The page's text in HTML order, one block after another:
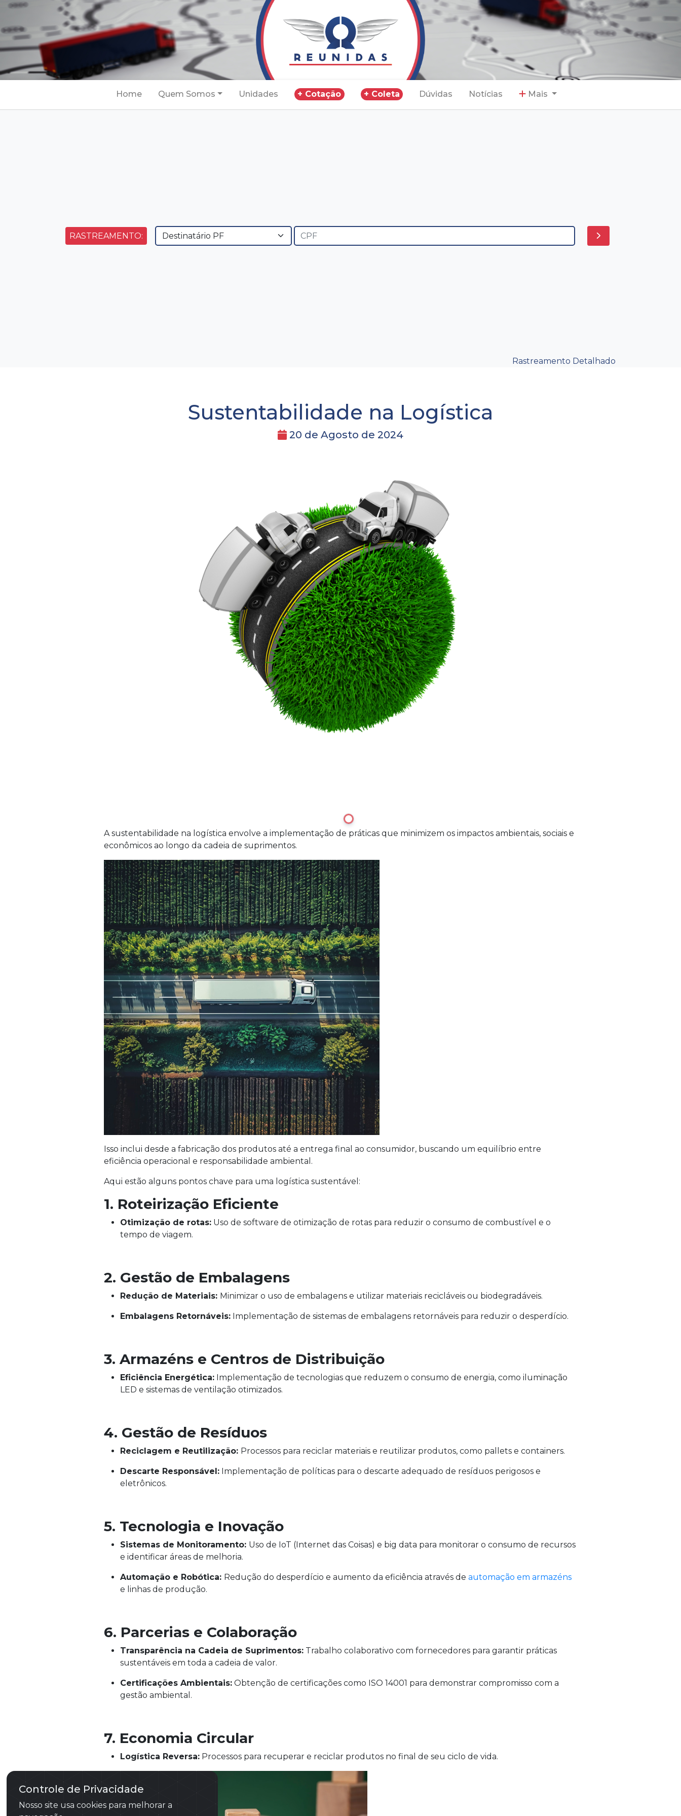
Home(current)Quem Somos Unidades + Cotação + Coleta Dúvidas Notícias Mais
RASTREAMENTO:
Rastreamento Detalhado
Sustentabilidade na Logística
20 de Agosto de 2024
1
A sustentabilidade na logística envolve a implementação de práticas que minimizem os impactos ambientais, sociais e
econômicos ao longo da cadeia de suprimentos.
Isso inclui desde a fabricação dos produtos até a entrega final ao consumidor, buscando um equilíbrio entre
eficiência operacional e responsabilidade ambiental.
Aqui estão alguns pontos chave para uma logística sustentável:
1. Roteirização Eficiente
Otimização de rotas: Uso de software de otimização de rotas para reduzir o consumo de combustível e o
tempo de viagem.
2. Gestão de Embalagens
Redução de Materiais: Minimizar o uso de embalagens e utilizar materiais recicláveis ou biodegradáveis.
Embalagens Retornáveis: Implementação de sistemas de embalagens retornáveis para reduzir o desperdício.
3. Armazéns e Centros de Distribuição
Eficiência Energética: Implementação de tecnologias que reduzem o consumo de energia, como iluminação
LED e sistemas de ventilação otimizados.
4. Gestão de Resíduos
Reciclagem e Reutilização: Processos para reciclar materiais e reutilizar produtos, como pallets e containers.
Descarte Responsável: Implementação de políticas para o descarte adequado de resíduos perigosos e
eletrônicos.
5. Tecnologia e Inovação
Sistemas de Monitoramento: Uso de IoT (Internet das Coisas) e big data para monitorar o consumo de recursos
e identificar áreas de melhoria.
Automação e Robótica: Redução do desperdício e aumento da eficiência através de automação em armazéns
e linhas de produção.
6. Parcerias e Colaboração
Transparência na Cadeia de Suprimentos: Trabalho colaborativo com fornecedores para garantir práticas
sustentáveis em toda a cadeia de valor.
Certificações Ambientais: Obtenção de certificações como ISO 14001 para demonstrar compromisso com a
gestão ambiental.
7. Economia Circular
Logística Reversa: Processos para recuperar e reciclar produtos no final de seu ciclo de vida.
Controle de Privacidade
Nosso site usa cookies para melhorar a